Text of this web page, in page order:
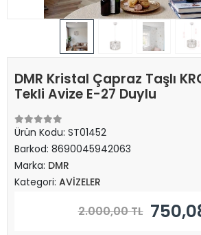
DMR Kristal Çapraz Taşlı
Tekli Avize E-27 Duylu
Ürün Kodu: ST01452
Barkod: 8690045942063
Marka: DMR
Kategori: AVİZELER
2.000,00 TL